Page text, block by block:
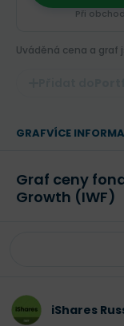
Při
Uváděná cena a graf
GRAFVÍCE
Graf ceny
Growth (IWF)
iShares